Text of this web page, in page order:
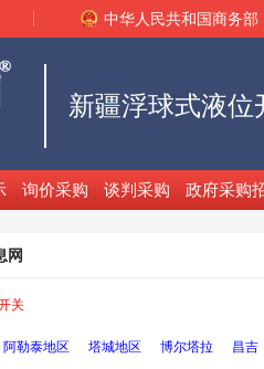
中华人民共和国商务部
新疆浮球式液
询价采购 谈判采购 政府采购
网
关
阿勒泰地区 塔城地区 博尔塔拉 昌吉